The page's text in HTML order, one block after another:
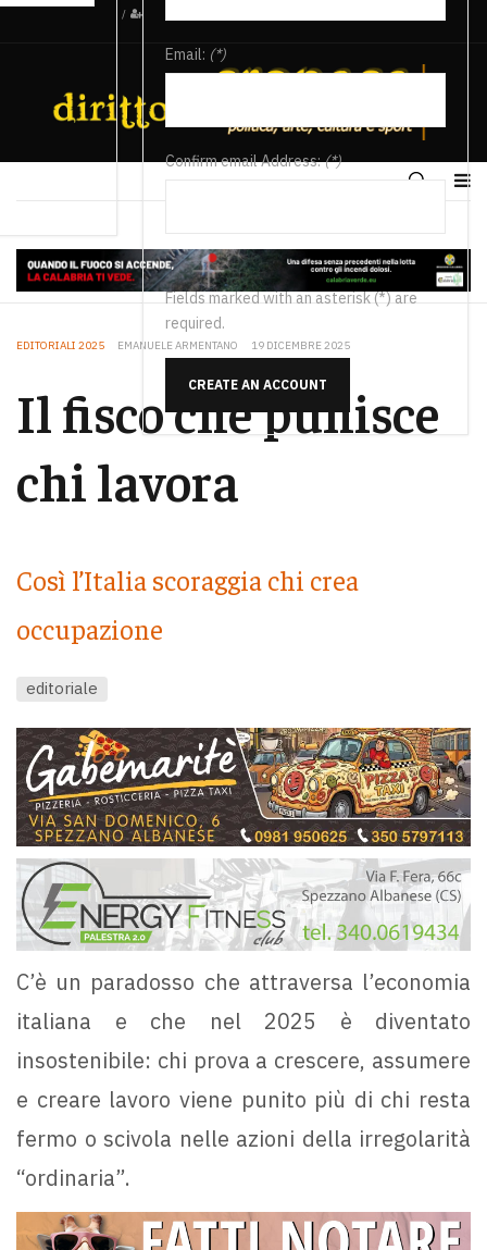
/
Email: (*)
Confirm email Address:(*)
Fields marked with an asterisk (*) are
required.
CREATE AN ACCOUNT
EDITORIALI 2025 EMANUELE ARMENTANO 19 DICEMBRE 2025
Il fisco che punisce
chi lavora
Così l’Italia scoraggia chi crea
occupazione
editoriale
C’è un paradosso che attraversa l’economia
italiana e che nel 2025 è diventato
insostenibile: chi prova a crescere, assumere
e creare lavoro viene punito più di chi resta
fermo o scivola nelle azioni della irregolarità
“ordinaria”.